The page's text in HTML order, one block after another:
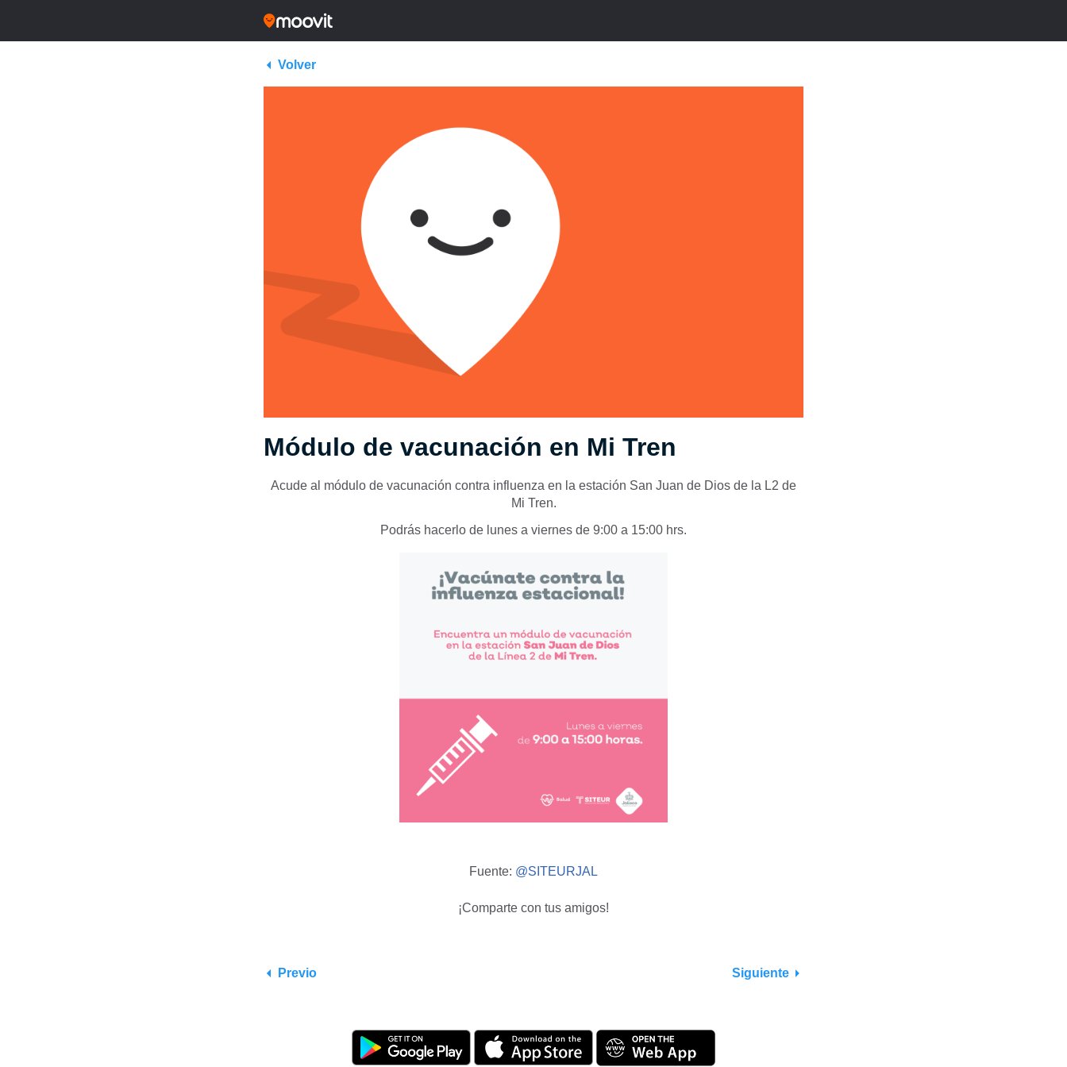
Volver
Módulo de vacunación en Mi Tren
Acude al módulo de vacunación contra influenza en la estación San Juan de Dios de la L2 de
Mi Tren.
Podrás hacerlo de lunes a viernes de 9:00 a 15:00 hrs.
Fuente: @SITEURJAL
¡Comparte con tus amigos!
Previo Siguiente